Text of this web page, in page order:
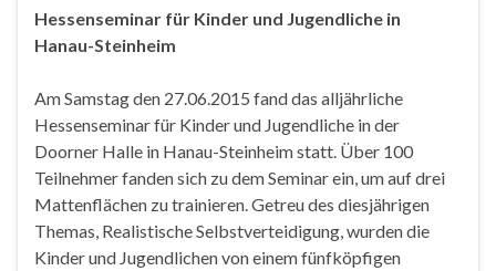
Hessenseminar für Kinder und Jugendliche in
Hanau-Steinheim
Am Samstag den 27.06.2015 fand das alljährliche
Hessenseminar für Kinder und Jugendliche in der
Doorner Halle in Hanau-Steinheim statt. Über 100
Teilnehmer fanden sich zu dem Seminar ein, um auf drei
Mattenflächen zu trainieren. Getreu des diesjährigen
Themas, Realistische Selbstverteidigung, wurden die
Kinder und Jugendlichen von einem fünfköpfigen